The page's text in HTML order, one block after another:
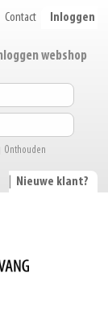
Contact Inloggen
webshop
Onthouden
Nieuwe klant?